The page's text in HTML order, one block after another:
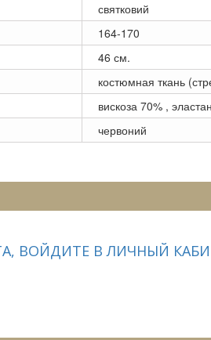
святковий
164-170
46 см.
костюмная ткань
вискоза 70% ,
червоний
ВОЙДИТЕ В ЛИЧНЫЙ